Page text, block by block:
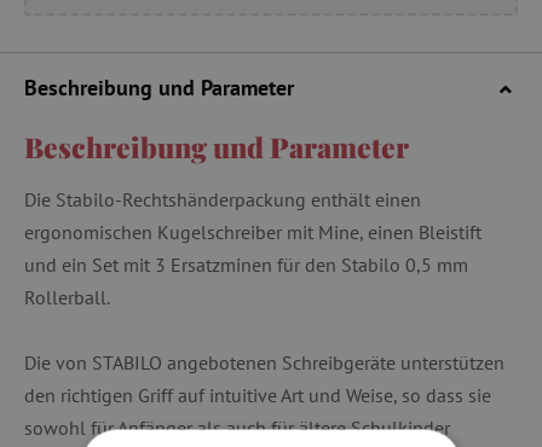
Beschreibung und Parameter
Beschreibung und Parameter
Die Stabilo-Rechtshänderpackung enthält einen
ergonomischen Kugelschreiber mit Mine, einen Bleistift
und ein Set mit 3 Ersatzminen für den Stabilo 0,5 mm
Rollerball.
Die von STABILO angebotenen Schreibgeräte unterstützen
den richtigen Griff auf intuitive Art und Weise, so dass sie
sowohl für Anfänger als auch für ältere Schulkinder